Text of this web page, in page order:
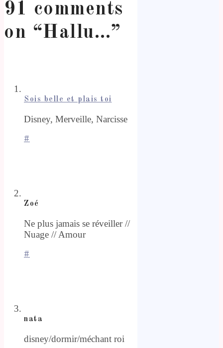
91 comments
on “Hallu…”
Sois belle et plais toi
Disney, Merveille, Narcisse
#
Zoé
Ne plus jamais se réveiller //
Nuage // Amour
#
nata
disney/dormir/méchant roi